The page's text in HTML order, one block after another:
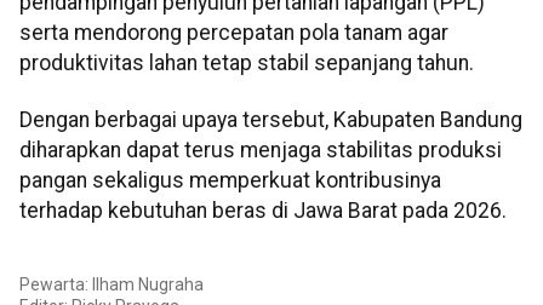
serta mendorong percepatan pola tanam agar
produktivitas lahan tetap stabil sepanjang tahun.
Dengan berbagai upaya tersebut, Kabupaten Bandung
diharapkan dapat terus menjaga stabilitas produksi
pangan sekaligus memperkuat kontribusinya
terhadap kebutuhan beras di Jawa Barat pada 2026.
Pewarta: Ilham Nugraha